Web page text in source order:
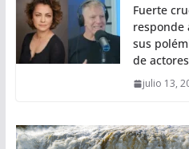
Fuerte
responde
sus
de actores
julio 13,